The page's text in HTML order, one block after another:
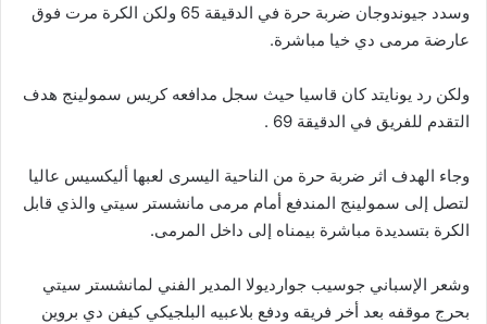
وسدد جيوندوجان ضربة حرة في الدقيقة 65 ولكن الكرة مرت فوق
عارضة مرمى دي خيا مباشرة.
ولكن رد يونايتد كان قاسيا حيث سجل مدافعه كريس سمولينج هدف
التقدم للفريق في الدقيقة 69 .
وجاء الهدف اثر ضربة حرة من الناحية اليسرى لعبها أليكسيس عاليا
لتصل إلى سمولينج المندفع أمام مرمى مانشستر سيتي والذي قابل
الكرة بتسديدة مباشرة بيمناه إلى داخل المرمى.
وشعر الإسباني جوسيب جوارديولا المدير الفني لمانشستر سيتي
بحرج موقفه بعد أخر فريقه ودفع بلاعبيه البلجيكي كيفن دي بروين